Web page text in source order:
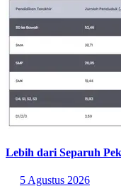
Lebih dari Separuh
5 Agustus 2026